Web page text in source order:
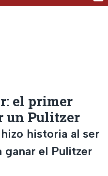
el primer
un Pulitzer
historia al ser
el Pulitzer